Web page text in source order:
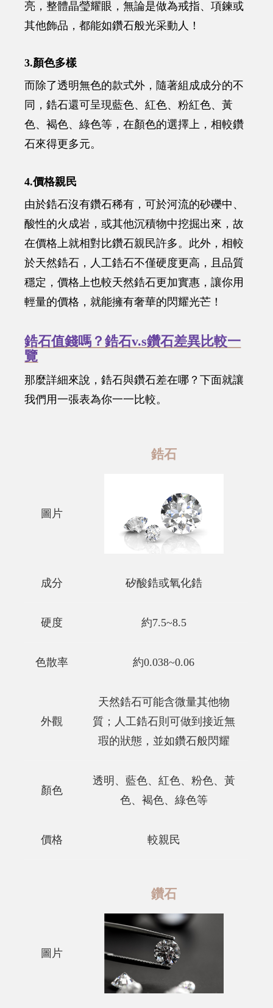
亮，整體晶瑩耀眼，無論是做為戒指、項鍊或
其他飾品，都能如鑽石般光采動人！
3.顏色多樣
而除了透明無色的款式外，隨著組成成分的不
同，鋯石還可呈現藍色、紅色、粉紅色、黃
色、褐色、綠色等，在顏色的選擇上，相較鑽
石來得更多元。
4.價格親民
由於鋯石沒有鑽石稀有，可於河流的砂礫中、
酸性的火成岩，或其他沉積物中挖掘出來，故
在價格上就相對比鑽石親民許多。此外，相較
於天然鋯石，人工鋯石不僅硬度更高，且品質
穩定，價格上也較天然鋯石更加實惠，讓你用
輕量的價格，就能擁有奢華的閃耀光芒！
鋯石值錢嗎？鋯石v.s鑽石差異比較一
覽
那麼詳細來說，鋯石與鑽石差在哪？下面就讓
我們用一張表為你一一比較。
鋯石
圖片
成分 矽酸鋯或氧化鋯
硬度 約7.5~8.5
色散率 約0.038~0.06
外觀
天然鋯石可能含微量其他物
質；人工鋯石則可做到接近無
瑕的狀態，並如鑽石般閃耀
顏色
透明、藍色、紅色、粉色、黃
色、褐色、綠色等
價格 較親民
鑽石
圖片